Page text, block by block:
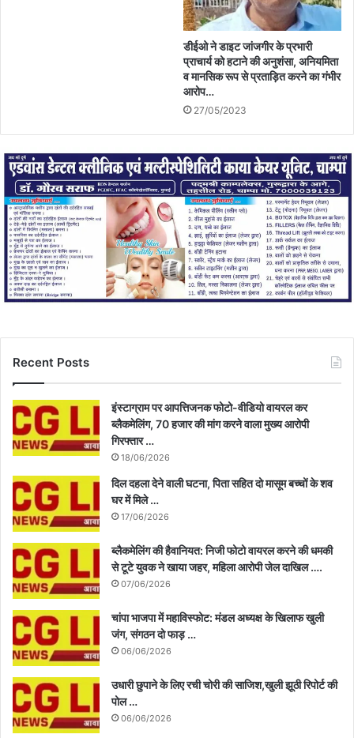
डीईओ ने डाइट जांजगीर के प्रभारी
प्राचार्य को हटाने की अनुशंसा, अनियमिता
व मानसिक रूप से प्रताड़ित करने का गंभीर
आरोप…
27/05/2023
Recent Posts
इंस्टाग्राम पर आपत्तिजनक फोटो-वीडियो वायरल कर
ब्लैकमेलिंग, 70 हजार की मांग करने वाला मुख्य आरोपी
गिरफ्तार …
18/06/2026
दिल दहला देने वाली घटना, पिता सहित दो मासूम बच्चों के शव
घर में मिले …
17/06/2026
ब्लैकमेलिंग की हैवानियत: निजी फोटो वायरल करने की धमकी
से टूटे युवक ने खाया जहर, महिला आरोपी जेल दाखिल ….
07/06/2026
चांपा भाजपा में महाविस्फोट: मंडल अध्यक्ष के खिलाफ खुली
जंग, संगठन दो फाड़ …
06/06/2026
उधारी छुपाने के लिए रची चोरी की साजिश,खुली झूठी रिपोर्ट की
पोल …
06/06/2026